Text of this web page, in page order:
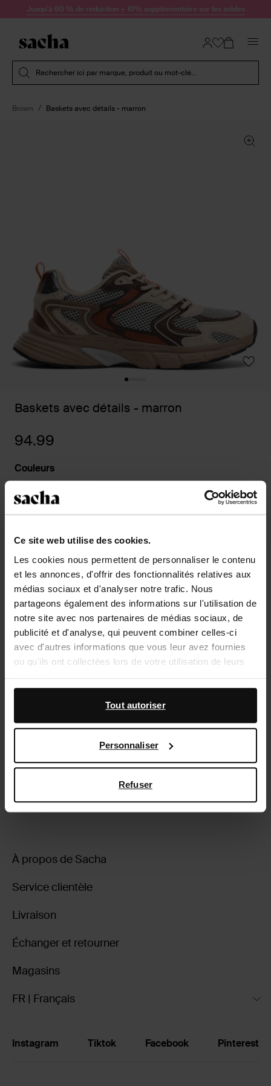
Ce site web utilise des cookies.
Les cookies nous permettent de personnaliser le contenu
et les annonces, d'offrir des fonctionnalités relatives aux
médias sociaux et d'analyser notre trafic. Nous
partageons également des informations sur l'utilisation de
notre site avec nos partenaires de médias sociaux, de
publicité et d'analyse, qui peuvent combiner celles-ci
avec d'autres informations que vous leur avez fournies
ou qu'ils ont collectées lors de votre utilisation de leurs
services.
En outre, nous travaillons avec Google à des fins de
publicité et de mesure. Vous pouvez en savoir plus sur la
page Sécurité et confidentialité des entreprises
de Google,
Tout autoriser
Personnaliser
Refuser
Passer au contenu
Jusqu'à 60 % de réduction + 10% supplémentaire sur les soldes
Rechercher ici par marque, produit ou mot-clé...
Brown Baskets avec détails - marron
Baskets avec détails - marron
94.99
Couleurs
Service d'assistance
Délai de rétractation de 14 jours
Description du produit
Ces baskets marron de Sacha ont des détails rouge
bourgogne et beiges. Les baskets ont une semelle de
protéger et de les entretenir avec Pure Protect 300 ml.
Détails du produit
Livraison & retour
retourner
À propos de Sacha
Service clientèle
Livraison
Échanger et retourner
Magasins
FR | Français
Instagram Tiktok Facebook Pinterest